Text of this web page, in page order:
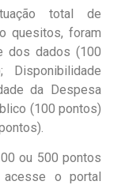
total de
quesitos, foram
dos dados (100
Disponibilidade
da Despesa
(100 pontos)
ou 500 pontos
acesse o portal